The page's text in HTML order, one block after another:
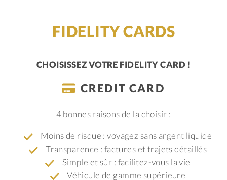
FIDELITY CARDS
CHOISISSEZ VOTRE FIDELITY CARD !
CREDIT CARD
4 bonnes raisons de la choisir :
Moins de risque : voyagez sans argent liquide
Transparence : factures et trajets détaillés
Simple et sûr : facilitez-vous la vie
Véhicule de gamme supérieure